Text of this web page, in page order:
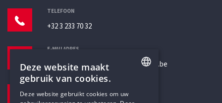
TELEFOON
+32 3 233 70 32
E-MAILADRES
secretariaat@humanistischverbond.be
Deze website maakt
gebruik van cookies.
Deze website gebruikt cookies om uw